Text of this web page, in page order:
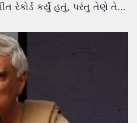
રેકોર્ડ કર્યું હતું, પરંતુ તેણે તે…